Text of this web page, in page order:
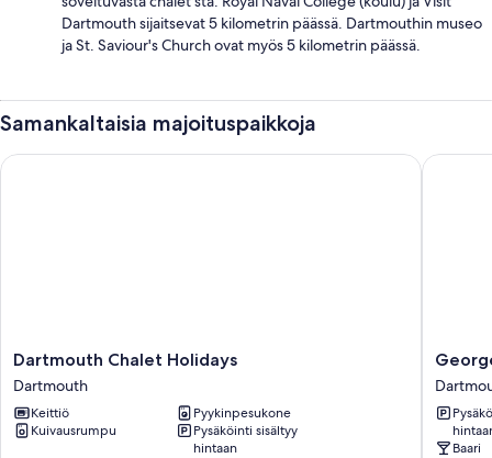
Dartmouth sijaitsevat 5 kilometrin päässä. Dartmouthin museo
ja St. Saviour's Church ovat myös 5 kilometrin päässä.
Samankaltaisia majoituspaikkoja
Dartmouth
Chalet
Holidays
Dartmouth
Dartmouth Chalet Holidays
Dartmouth
Keittiö
Pyykinpesukone
Kuivausrumpu
Pysäköinti sisältyy
hintaan
Dartmouth Chalet Holidays
George
&
Dragon
Baari
George